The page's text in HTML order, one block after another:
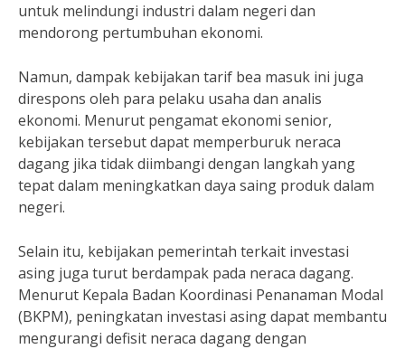
untuk melindungi industri dalam negeri dan
mendorong pertumbuhan ekonomi.
Namun, dampak kebijakan tarif bea masuk ini juga
direspons oleh para pelaku usaha dan analis
ekonomi. Menurut pengamat ekonomi senior,
kebijakan tersebut dapat memperburuk neraca
dagang jika tidak diimbangi dengan langkah yang
tepat dalam meningkatkan daya saing produk dalam
negeri.
Selain itu, kebijakan pemerintah terkait investasi
asing juga turut berdampak pada neraca dagang.
Menurut Kepala Badan Koordinasi Penanaman Modal
(BKPM), peningkatan investasi asing dapat membantu
mengurangi defisit neraca dagang dengan